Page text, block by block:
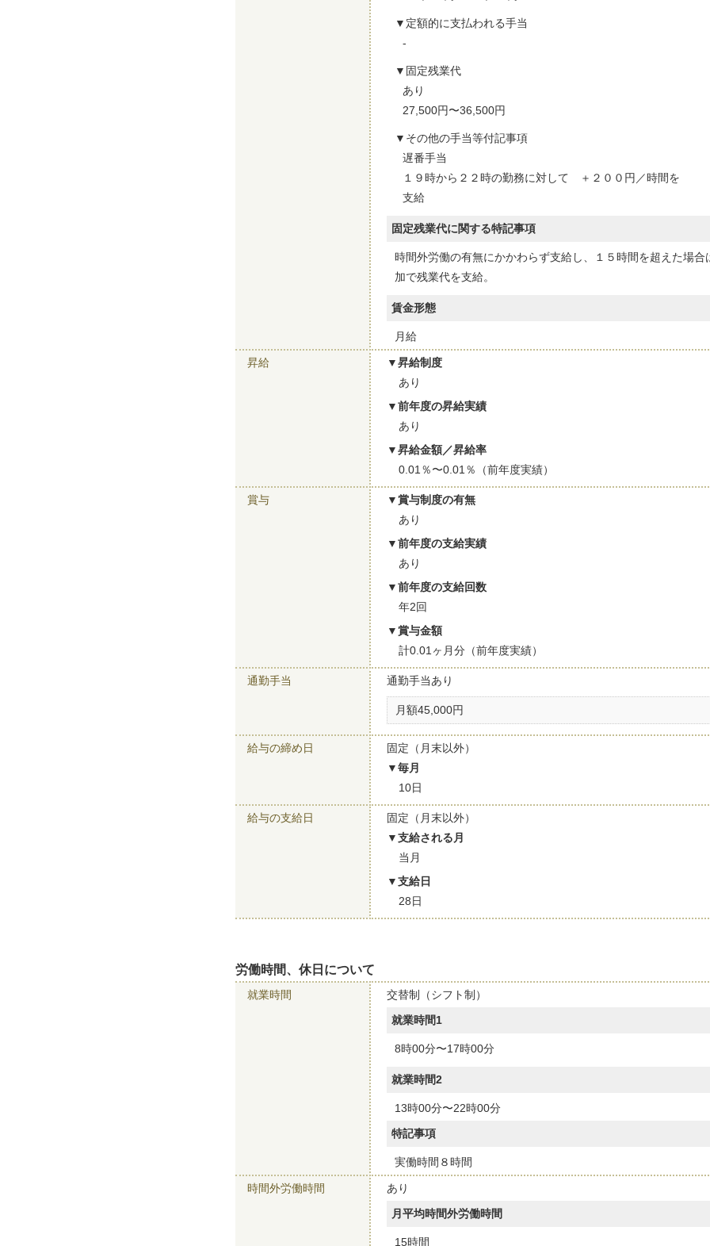
定額的に支払われる手当
-
固定残業代
あり
27,500円〜36,500円
その他の手当等付記事項
遅番手当
１９時から２２時の勤務に対して ＋２００円／時間を
支給
固定残業代に関する特記事項
時間外労働の有無にかかわらず支給し、１５時間を超えた場合
加で残業代を支給。
賃金形態
月給
昇給
昇給制度
あり
前年度の昇給実績
あり
昇給金額／昇給率
0.01％〜0.01％（前年度実績）
賞与
賞与制度の有無
あり
前年度の支給実績
あり
前年度の支給回数
年2回
賞与金額
計0.01ヶ月分（前年度実績）
通勤手当 通勤手当あり
月額45,000円
給与の締め日
固定（月末以外）
毎月
10日
給与の支給日
固定（月末以外）
支給される月
当月
支給日
28日
労働時間、休日について
就業時間
交替制（シフト制）
就業時間1
8時00分〜17時00分
就業時間2
13時00分〜22時00分
特記事項
実働時間８時間
時間外労働時間
あり
月平均時間外労働時間
15時間